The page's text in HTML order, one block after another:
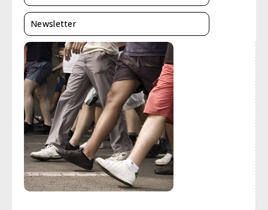
Newsletter